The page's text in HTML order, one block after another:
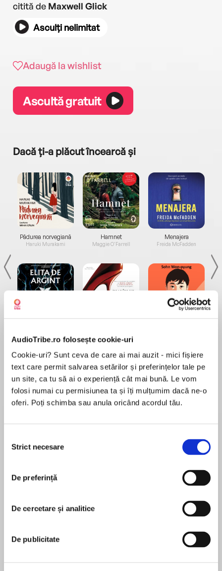
AudioTribe.ro folosește cookie-uri
Cookie-uri? Sunt ceva de care ai mai auzit - mici fișiere
text care permit salvarea setărilor și preferințelor tale pe
un site, ca tu să ai o experiență cât mai bună. Le vom
folosi numai cu permisiunea ta și îți mulțumim dacă ne-o
oferi. Poți schimba sau anula oricând acordul tău.
consimțământului
Strict necesare
De preferință
De cercetare și analitice
De publicitate
citită de Maxwell Glick
Asculți nelimitat
Adaugă la wishlist
Ascultă gratuit
Dacă ți-a plăcut încearcă și
Pădurea norvegiană
Haruki Murakami
de...
Dani Francis
Hamnet
Maggie O'Farrell
la...
Lauren Weisberger
Menajera
Freida McFadden
Desprecarte
The “too-cool-for-school” third book from the #1
Everyone knows the cool beans. They’re sooooo
Always on the sidelines, one bean
unsuccessfully tries everything he can to fit in
with the crowd—until one day the cool beans
În acest moment nu există recenzii
Jory John
Jory John is a #1 New York Times bestselling
author and two-time E. B. White Read Aloud